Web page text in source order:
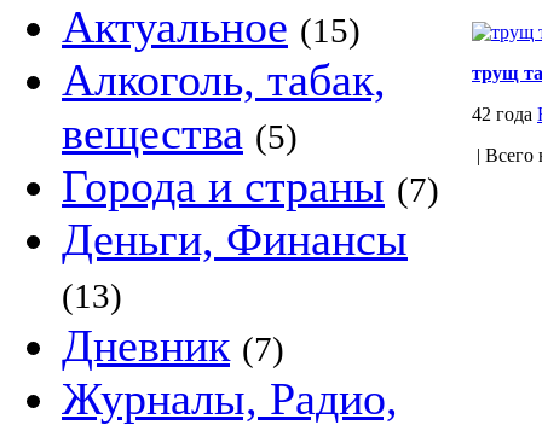
Актуальное (15)
Алкоголь, табак,
вещества (5)
Города и страны (7)
Деньги, Финансы
(13)
Дневник (7)
Журналы, Радио,
трущ
42 года
| Всего